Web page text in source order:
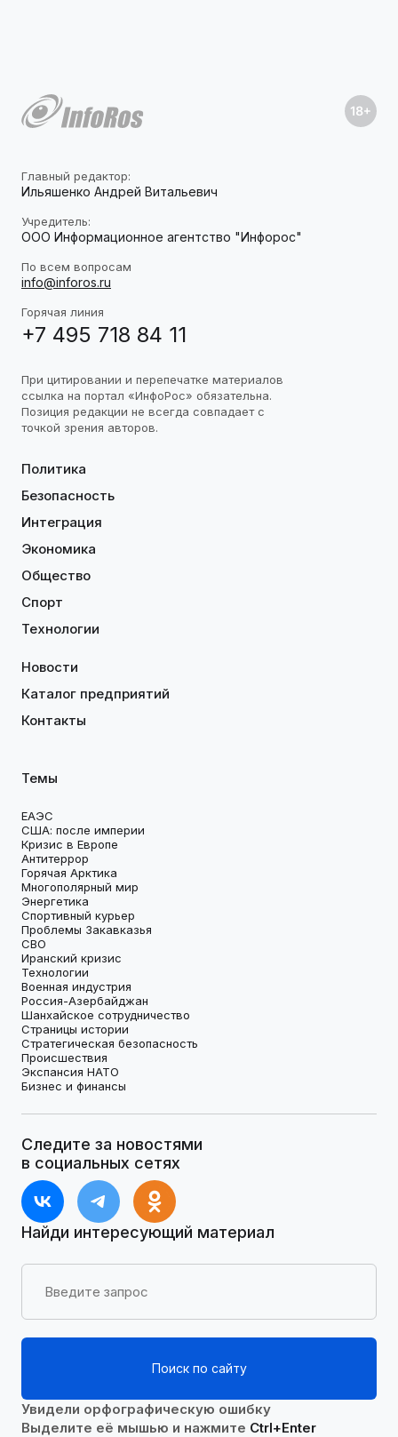
Главный редактор:
Ильяшенко Андрей Витальевич
Учредитель:
ООО Информационное агентство "Инфорос"
По всем вопросам
info@inforos.ru
Горячая линия
+7 495 718 84 11
При цитировании и перепечатке материалов
ссылка на портал «ИнфоРос» обязательна.
Позиция редакции не всегда совпадает с
точкой зрения авторов.
Политика
Безопасность
Интеграция
Экономика
Общество
Спорт
Технологии
Новости
Каталог предприятий
Контакты
Темы
ЕАЭС
США: после империи
Кризис в Европе
Антитеррор
Горячая Арктика
Многополярный мир
Энергетика
Спортивный курьер
Проблемы Закавказья
СВО
Иранский кризис
Технологии
Военная индустрия
Россия-Азербайджан
Шанхайское сотрудничество
Страницы истории
Стратегическая безопасность
Происшествия
Экспансия НАТО
Бизнес и финансы
Следите за новостями
в социальных сетях
Найди интересующий материал
Поиск по сайту
Увидели орфографическую ошибку
Выделите её мышью и нажмите Ctrl+Enter